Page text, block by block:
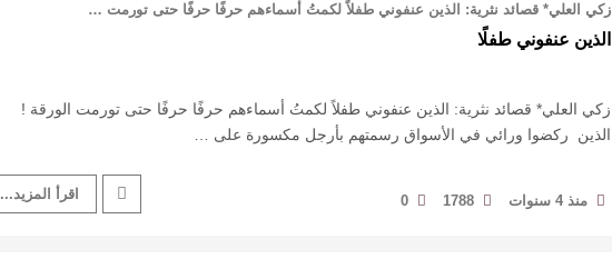
زكي العلي* قصائد نثرية: الذين عنفوني طفلاً ‏لكمتُ أسماءهم حرفًا حرفًا ‏حتى تورمت …
الذين عنفوني طفلًا
زكي العلي* قصائد نثرية: الذين عنفوني طفلاً ‏لكمتُ أسماءهم حرفًا حرفًا ‏حتى تورمت الورقة !
‏الذين ركضوا ورائي ‏في الأسواق ‏رسمتهم بأرجل مكسورة ‏على …
منذ 4 سنوات 1788
0 اقرأ المزيد...